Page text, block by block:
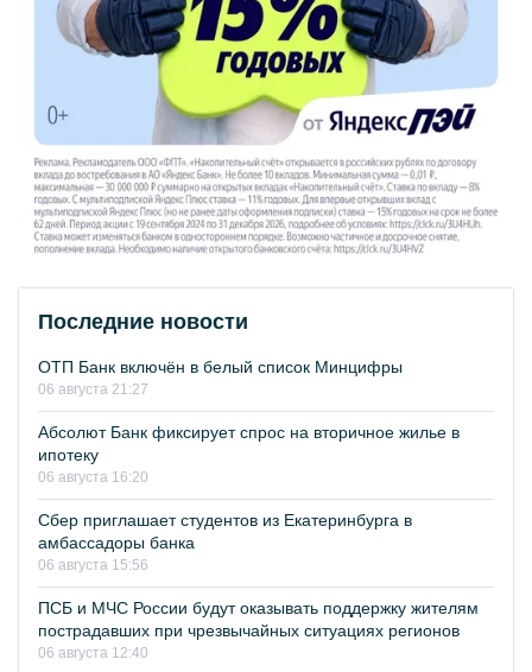
Последние новости
ОТП Банк включён в белый список Минцифры
06 августа 21:27
Абсолют Банк фиксирует спрос на вторичное жилье в
ипотеку
06 августа 16:20
Сбер приглашает студентов из Екатеринбурга в
амбассадоры банка
06 августа 15:56
ПСБ и МЧС России будут оказывать поддержку жителям
пострадавших при чрезвычайных ситуациях регионов
06 августа 12:40